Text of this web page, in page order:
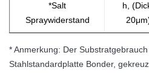
*Salt
Spraywiderstand
h,
* Anmerkung: Der
Stahlstandardplatte Bonder,